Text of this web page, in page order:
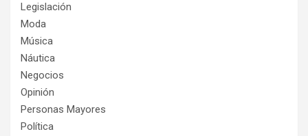
Legislación
Moda
Música
Náutica
Negocios
Opinión
Personas Mayores
Política